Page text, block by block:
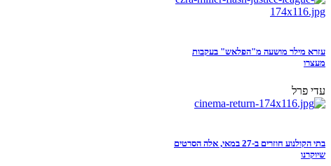
עזרא מילר מושעה מ"הפלאש" בעקבות
מעצרו
עדי פרל
בתי הקולנוע חוזרים ב-27 במאי, אלה הסרטים
שיוקרנו